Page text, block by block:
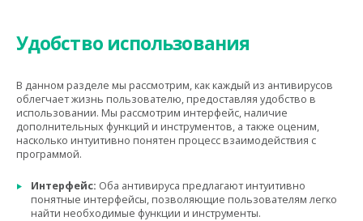
Удобство использования
В данном разделе мы рассмотрим, как каждый из антивирусов
облегчает жизнь пользователю, предоставляя удобство в
использовании. Мы рассмотрим интерфейс, наличие
дополнительных функций и инструментов, а также оценим,
насколько интуитивно понятен процесс взаимодействия с
программой.
Интерфейс: Оба антивируса предлагают интуитивно
понятные интерфейсы, позволяющие пользователям легко
найти необходимые функции и инструменты.